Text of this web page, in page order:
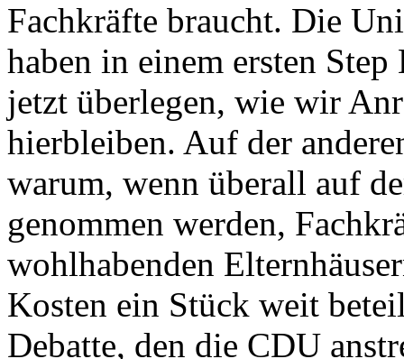
Fachkräfte braucht. Die
haben in einem ersten
jetzt überlegen, wie wir
hierbleiben. Auf der
warum, wenn überall auf
genommen werden,
wohlhabenden
Kosten ein Stück weit
Debatte, den die CDU